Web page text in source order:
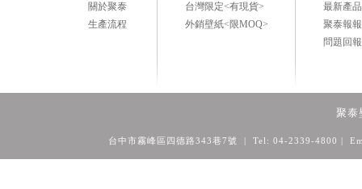
關於聚泰
生產流程
台灣限定<有現貨>
外銷壁紙<限MOQ>
最新產
聚泰報報
問題回報
聚泰
台中市霧峰區四德路343巷7號 | Tel: 04-2339-4800 |